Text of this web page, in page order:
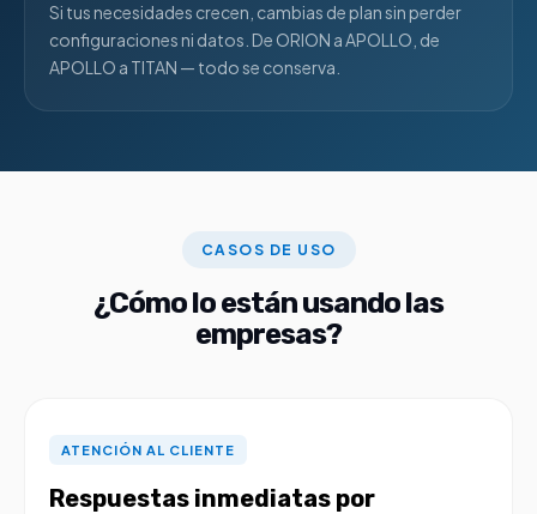
Si tus necesidades crecen, cambias de plan sin perder
configuraciones ni datos. De ORION a APOLLO, de
APOLLO a TITAN — todo se conserva.
CASOS DE USO
¿Cómo lo están usando las
empresas?
ATENCIÓN AL CLIENTE
Respuestas inmediatas por